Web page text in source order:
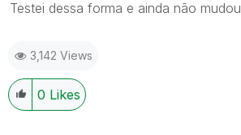
Testei dessa forma e ainda não
3,142 Views
0 Likes